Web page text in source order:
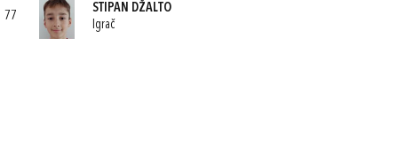
77
STIPAN DŽALTO
Igrač